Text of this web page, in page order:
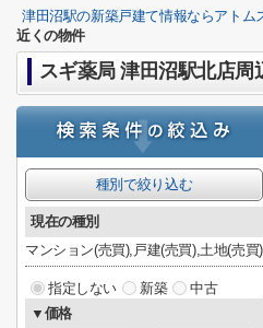
津田沼駅の新築戸建て情報ならアトム
近くの物件
スギ薬局 津田沼駅北店周
種別で絞り込む
現在の種別
マンション(売買),戸建(売買),土地(売買)
指定しない 新築
中古
▼価格